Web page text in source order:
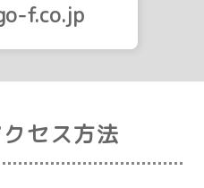
f.co.jp
セス方法